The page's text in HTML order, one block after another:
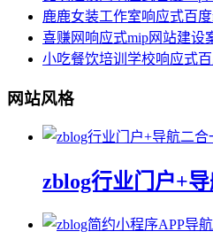
鹿鹿女装工作室响应式百
喜赚网响应式mip网站建设
小吃餐饮培训学校响应式
网站风格
zblog行业门户+